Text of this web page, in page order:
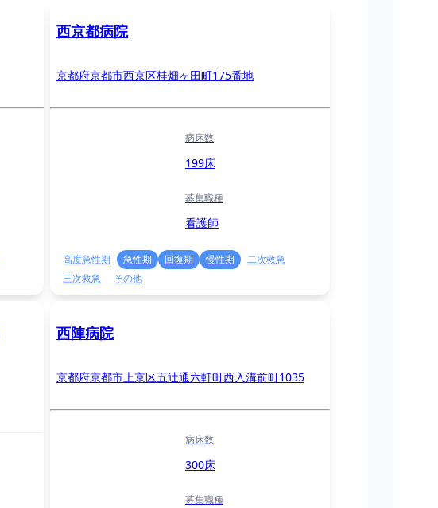
西京都病院
京都府京都市西京区桂畑ヶ田町175番地
病床数
199床
募集職種
看護師
高度急性期 急性期 回復期 慢性期
二次救急
三次救急
その他
西陣病院
京都府京都市上京区五辻通六軒町西入溝前町1035
病床数
300床
募集職種